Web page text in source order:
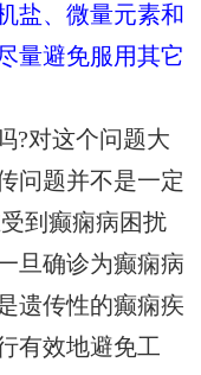
盐、微量元素和
量避免服用其它
?对这个问题大
问题并不是一定
到癫痫病困扰
旦确诊为癫痫病
遗传性的癫痫疾
有效地避免工